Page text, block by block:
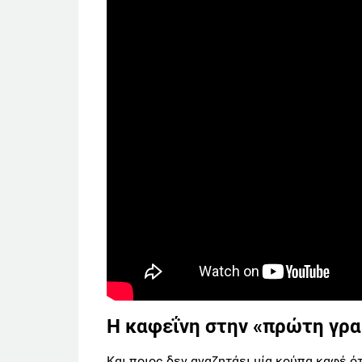
Η καφεΐνη στην «πρώτη